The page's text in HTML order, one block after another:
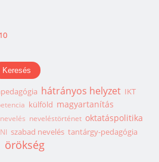
hátrányos helyzet IKT
külföld magyartanítás
nevelés neveléstörténet oktatáspolitika
szabad nevelés tantárgy-pedagógia
örökség